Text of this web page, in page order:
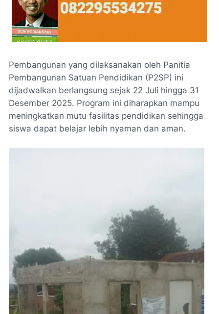
Pembangunan yang dilaksanakan oleh Panitia
Pembangunan Satuan Pendidikan (P2SP) ini
dijadwalkan berlangsung sejak 22 Juli hingga 31
Desember 2025. Program ini diharapkan mampu
meningkatkan mutu fasilitas pendidikan sehingga
siswa dapat belajar lebih nyaman dan aman.